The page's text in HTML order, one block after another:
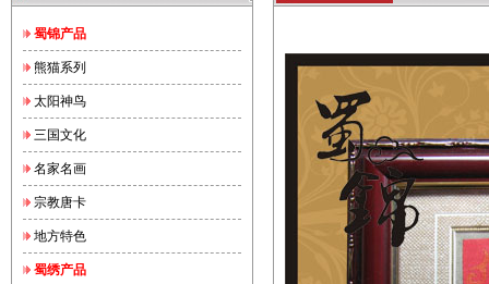
蜀锦产品
熊猫系列
太阳神鸟
三国文化
名家名画
宗教唐卡
地方特色
蜀绣产品